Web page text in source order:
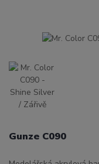
Gunze C090